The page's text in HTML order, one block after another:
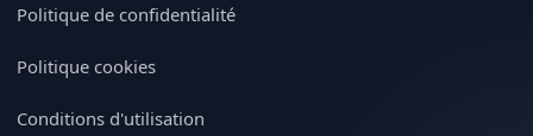
Politique de confidentialité
Politique cookies
Conditions d'utilisation